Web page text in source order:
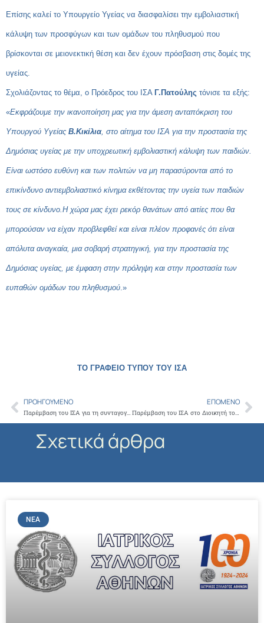
Επίσης καλεί το Υπουργείο Υγείας να διασφαλίσει την εμβολιαστική
κάλυψη των προσφύγων και των ομάδων του πληθυσμού που
βρίσκονται σε μειονεκτική θέση και δεν έχουν πρόσβαση στις δομές της
υγείας.
Σχολιάζοντας το θέμα, ο Πρόεδρος του ΙΣΑ Γ.Πατούλης τόνισε τα εξής:
«Εκφράζουμε την ικανοποίηση μας για την άμεση ανταπόκριση του
Υπουργού Υγείας Β.Κικίλια, στο αίτημα του ΙΣΑ για την προστασία της
Δημόσιας υγείας με την υποχρεωτική εμβολιαστική κάλυψη των παιδιών.
Είναι ωστόσο ευθύνη και των πολιτών να μη παρασύρονται από το
επικίνδυνο αντιεμβολιαστικό κίνημα εκθέτοντας την υγεία των παιδιών
τους σε κίνδυνο.Η χώρα μας έχει ρεκόρ θανάτων από αιτίες που θα
μπορούσαν να είχαν προβλεφθεί και είναι πλέον προφανές ότι είναι
απόλυτα αναγκαία, μια σοβαρή στρατηγική, για την προστασία της
Δημόσιας υγείας, με έμφαση στην πρόληψη και στην προστασία των
ευπαθών ομάδων του πληθυσμού.»
ΤΟ ΓΡΑΦΕΙΟ ΤΥΠΟΥ ΤΟΥ ΙΣΑ
Prev
ΠΡΟΗΓΟΎΜΕΝΟ
Παρέμβαση του ΙΣΑ για τη συνταγογράφηση σκευασμάτων για την αγχόλυση και αναλγησία κατά τη διενέργεια ενδοσκοπήσεων από ιατρούς γαστρεντερολόγους
ΕΠΌΜΕΝΟ
Παρέμβαση του ΙΣΑ στο Διοικητή του Ε.Φ.Κ.Α. για δύο κρίσιμα ζητήματα
Σχετικά άρθρα
ΝΈΑ